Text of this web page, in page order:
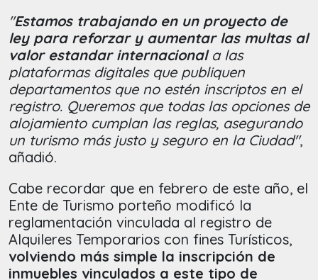
"Estamos trabajando en un proyecto de
ley para reforzar y aumentar las multas al
valor estandar internacionala las
plataformas digitales que publiquen
departamentos que no estén inscriptos en el
registro. Queremos que todas las opciones de
alojamiento cumplan las reglas, asegurando
un turismo más justo y seguro en la Ciudad",
añadió.
Cabe recordar que en febrero de este año, el
Ente de Turismo porteño modificó la
reglamentación vinculada al registro de
Alquileres Temporarios con fines Turísticos,
volviendo más simple la inscripción de
inmuebles vinculados a este tipo de